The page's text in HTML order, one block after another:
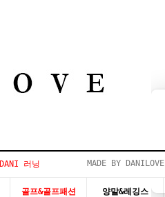
DANI 러닝 MADE BY DANILOVE
골프&골프패션 양말&레깅스